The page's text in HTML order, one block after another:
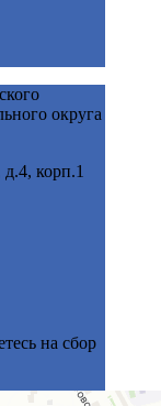
округа
корп.1
на сбор